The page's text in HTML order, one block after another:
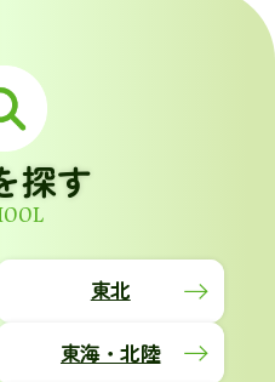
探す
東北
東海・北陸